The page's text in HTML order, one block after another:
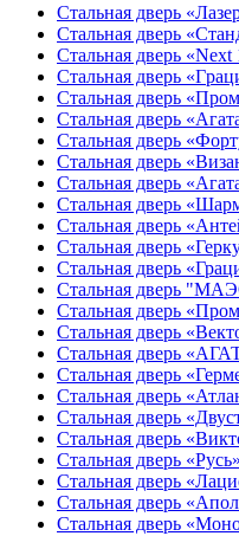
Стальная дверь
Стальная дверь
Стальная дверь «Next
Стальная дверь
Стальная дверь
Стальная дверь
Стальная дверь
Стальная дверь
Стальная дверь
Стальная дверь
Стальная дверь
Стальная дверь
Стальная дверь
Стальная дверь
Стальная дверь
Стальная дверь
Стальная дверь
Стальная дверь
Стальная дверь
Стальная дверь
Стальная дверь
Стальная дверь «Русь»
Стальная дверь
Стальная дверь
Стальная дверь